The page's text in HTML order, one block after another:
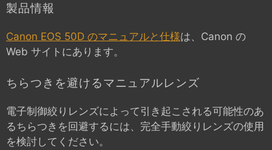
製品情報
Canon EOS 50D のマニュアルと仕様は、Canon の
Web サイトにあります。
ちらつきを避けるマニュアルレンズ
電子制御絞りレンズによって引き起こされる可能性のあ
るちらつきを回避するには、完全手動絞りレンズの使用
を検討してください。